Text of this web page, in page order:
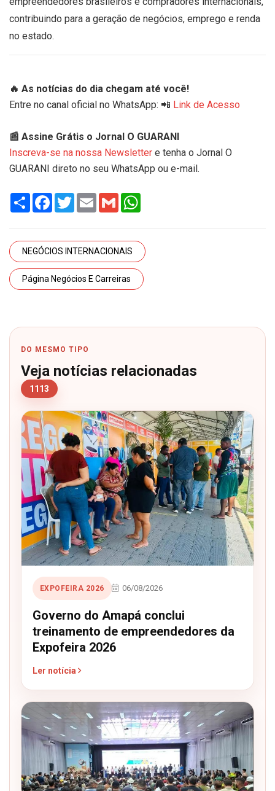
contribuindo para a geração de negócios, emprego e renda
no estado.
🔥 As notícias do dia chegam até você!
Entre no canal oficial no WhatsApp: 📲 Link de Acesso
📰 Assine Grátis o Jornal O GUARANI
Inscreva-se na nossa Newsletter e tenha o Jornal O
GUARANI direto no seu WhatsApp ou e-mail.
Share Facebook
TwitterEmail Gmail
NEGÓCIOS INTERNACIONAIS
Página Negócios E Carreiras
DO MESMO TIPO
Veja notícias relacionadas
1113
EXPOFEIRA 2026 06/08/2026
Governo do Amapá conclui
treinamento de empreendedores da
Expofeira 2026
Ler notícia